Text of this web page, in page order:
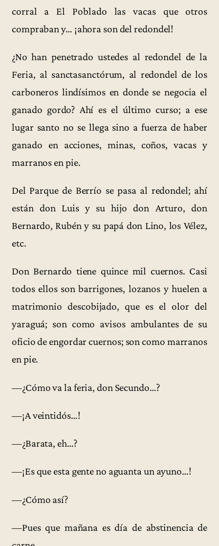
corral a El Poblado las vacas que otros
compraban y… ¡ahora son del redondel!
¿No han penetrado ustedes al redondel de la
Feria, al sanctasanctórum, al redondel de los
carboneros lindísimos en donde se negocia el
ganado gordo? Ahí es el último curso; a ese
lugar santo no se llega sino a fuerza de haber
ganado en acciones, minas, coños, vacas y
marranos en pie.
Del Parque de Berrío se pasa al redondel; ahí
están don Luis y su hijo don Arturo, don
Bernardo, Rubén y su papá don Lino, los Vélez,
etc.
Don Bernardo tiene quince mil cuernos. Casi
todos ellos son barrigones, lozanos y huelen a
matrimonio descobijado, que es el olor del
yaraguá; son como avisos ambulantes de su
oficio de engordar cuernos; son como marranos
en pie.
—¿Cómo va la feria, don Secundo…?
—¡A veintidós…!
—¿Barata, eh…?
—¡Es que esta gente no aguanta un ayuno…!
—¿Cómo así?
—Pues que mañana es día de abstinencia de